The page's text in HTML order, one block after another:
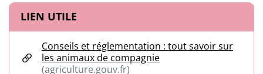
Informations complémentaires
LIEN UTILE
Conseils et réglementation : tout savoir sur
les animaux de compagnie
(agriculture.gouv.fr)